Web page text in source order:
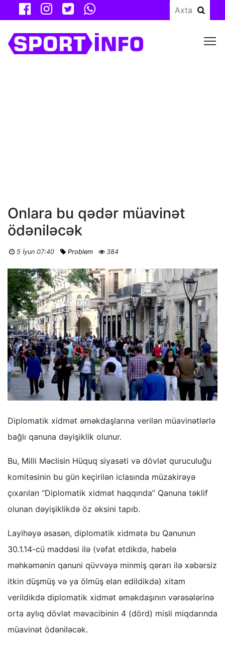
Onlara bu qədər müavinət
ödəniləcək
5 İyun 07:40 Problem 384
Diplomatik xidmət əməkdaşlarına verilən müavinətlərlə
bağlı qanuna dəyişiklik olunur.
Bu, Milli Məclisin Hüquq siyasəti və dövlət quruculuğu
komitəsinin bu gün keçirilən iclasında müzakirəyə
çıxarılan “Diplomatik xidmət haqqında” Qanuna təklif
olunan dəyişiklikdə öz əksini tapıb.
Layihəyə əsasən, diplomatik xidmətə bu Qanunun
30.1.14-cü maddəsi ilə (vəfat etdikdə, habelə
məhkəmənin qanuni qüvvəyə minmiş qərarı ilə xəbərsiz
itkin düşmüş və ya ölmüş elan edildikdə) xitam
verildikdə diplomatik xidmət əməkdaşının vərəsələrinə
orta aylıq dövlət məvacibinin 4 (dörd) misli miqdarında
müavinət ödəniləcək.